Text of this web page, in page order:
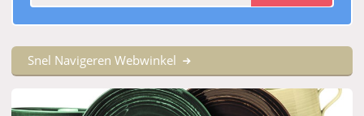
Snel Navigeren Webwinkel